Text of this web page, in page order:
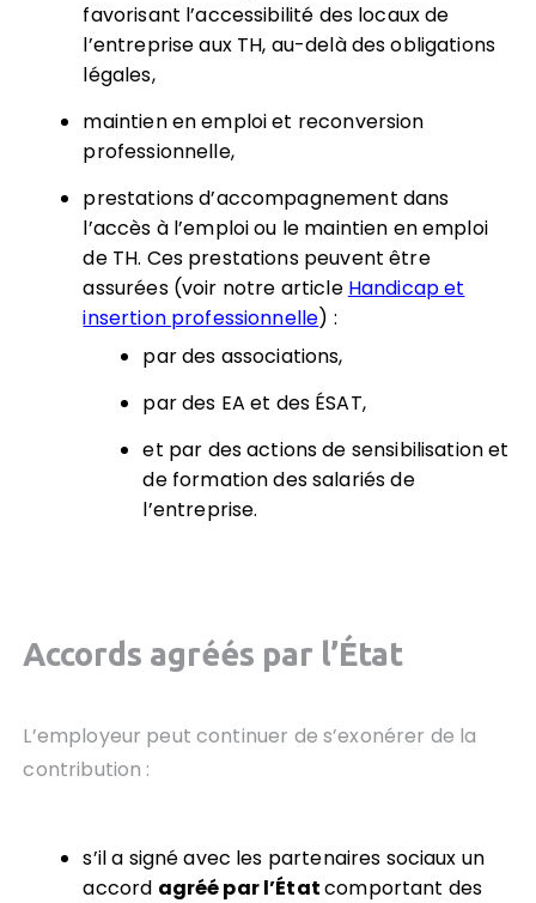
favorisant l’accessibilité des locaux de
l’entreprise aux TH, au-delà des obligations
légales,
maintien en emploi et reconversion
professionnelle,
prestations d’accompagnement dans
l’accès à l’emploi ou le maintien en emploi
de TH. Ces prestations peuvent être
assurées (voir notre article Handicap et
insertion professionnelle) :
par des associations,
par des EA et des ÉSAT,
et par des actions de sensibilisation et
de formation des salariés de
l’entreprise.
Accords agréés par l’État
L’employeur peut continuer de s’exonérer de la
contribution :
s’il a signé avec les partenaires sociaux un
accord agréé par l’Étatcomportant des